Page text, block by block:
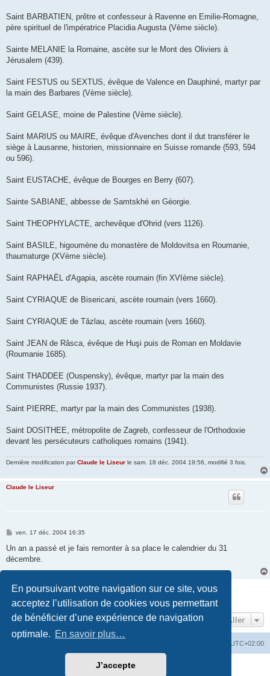
En poursuivant votre navigation sur ce site, vous
acceptez l’utilisation de cookies vous permettant
de bénéficier d’une expérience de navigation
optimale. En savoir plus…
J’accepte
Saint BARBATIEN, prêtre et confesseur à Ravenne en Emilie-Romagne,
père spirituel de l'impératrice Placidia Augusta (Vème siècle).
Sainte MELANIE la Romaine, ascète sur le Mont des Oliviers à
Jérusalem (439).
Saint FESTUS ou SEXTUS, évêque de Valence en Dauphiné, martyr par
la main des Barbares (Vème siècle).
Saint GELASE, moine de Palestine (Vème siècle).
Saint MARIUS ou MAIRE, évêque d'Avenches dont il dut transférer le
siège à Lausanne, historien, missionnaire en Suisse romande (593, 594
ou 596).
Saint EUSTACHE, évêque de Bourges en Berry (607).
Sainte SABIANE, abbesse de Samtskhé en Géorgie.
Saint THEOPHYLACTE, archevêque d'Ohrid (vers 1126).
Saint BASILE, higoumène du monastère de Moldovitsa en Roumanie,
thaumaturge (XVème siècle).
Saint RAPHAËL d'Agapia, ascète roumain (fin XVIème siècle).
Saint CYRIAQUE de Bisericani, ascète roumain (vers 1660).
Saint CYRIAQUE de Tăzlau, ascète roumain (vers 1660).
Saint JEAN de Râsca, évêque de Huşi puis de Roman en Moldavie
(Roumanie 1685).
Saint THADDEE (Ouspensky), évêque, martyr par la main des
Communistes (Russie 1937).
Saint PIERRE, martyr par la main des Communistes (1938).
Saint DOSITHEE, métropolite de Zagreb, confesseur de l'Orthodoxie
devant les persécuteurs catholiques romains (1941).
Dernière modification parClaude le Liseur le sam. 18 déc. 2004 19:56, modifié 3 fois.
Claude le Liseur
M
s
a
ven. 17 déc. 2004 16:35
Un an a passé et je fais remonter à sa place le calendrier du 31
décembre.
Répondre
2 messages • Page1sur 1
Aller
UTC+02:00
phpBB® Forum Software © phpBB Limited